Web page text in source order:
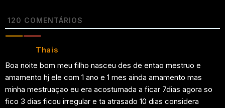
120 COMENTÁRIOS
Thais
Boa noite bom meu filho nasceu des de entao mestruo e
amamento hj ele com 1 ano e 1 mes ainda amamento mas
minha mestruaçao eu era acostumada a ficar 7dias agora so
fico 3 dias ficou irregular e ta atrasado 10 dias considera